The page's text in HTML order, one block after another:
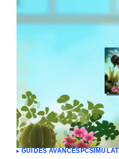
Votre e-mail*
GUIDES AVANCÉS PC